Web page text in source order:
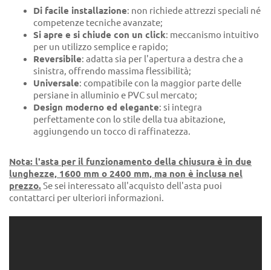
Di facile installazione: non richiede attrezzi speciali né
competenze tecniche avanzate;
Si apre e si chiude con un click: meccanismo intuitivo
per un utilizzo semplice e rapido;
Reversibile: adatta sia per l'apertura a destra che a
sinistra, offrendo massima flessibilità;
Universale: compatibile con la maggior parte delle
persiane in alluminio e PVC sul mercato;
Design moderno ed elegante: si integra
perfettamente con lo stile della tua abitazione,
aggiungendo un tocco di raffinatezza.
Nota: l'asta per il funzionamento della chiusura è in due
lunghezze, 1600 mm o 2400 mm, ma non è inclusa nel
prezzo.Se sei interessato all'acquisto dell'asta puoi
contattarci per ulteriori informazioni.